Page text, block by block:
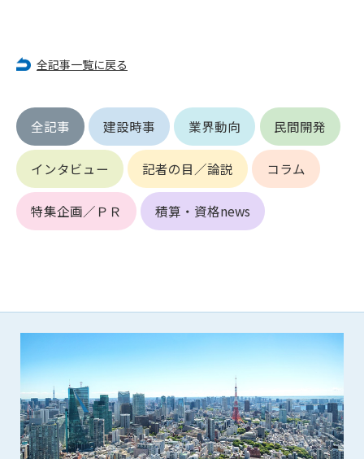
全記事一覧に戻る
全記事 建設時事 業界動向 民間開発
インタビュー 記者の目／論説 コラム
特集企画／ＰＲ 積算・資格news
(4) 会員申込者が管理者所定の手続き通りに会員申込手続き処
2. 管理者は承認後であっても承認した会員が前項の何れかに該
当することが判明した場合、会員資格を取り消すことがあり
ます。
第5条（IDおよびパスワードの管理）
1. 会員は申込の際に管理者が発行したIDおよびパスワードの使
用および管理について責任を負うものとします。
第6条（会員の禁止事項）
1. 会員は建設資料館WEB上で以下の行為をしないものとしま
す。
(1) 第三者または管理者の著作権、その他知的所有権を侵害す
る行為